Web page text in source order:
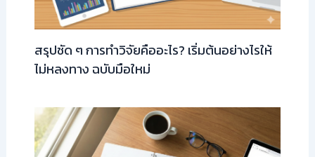
สรุปชัด ๆ การทำวิจัยคืออะไร? เริ่มต้นอย่างไรให้
ไม่หลงทาง ฉบับมือใหม่